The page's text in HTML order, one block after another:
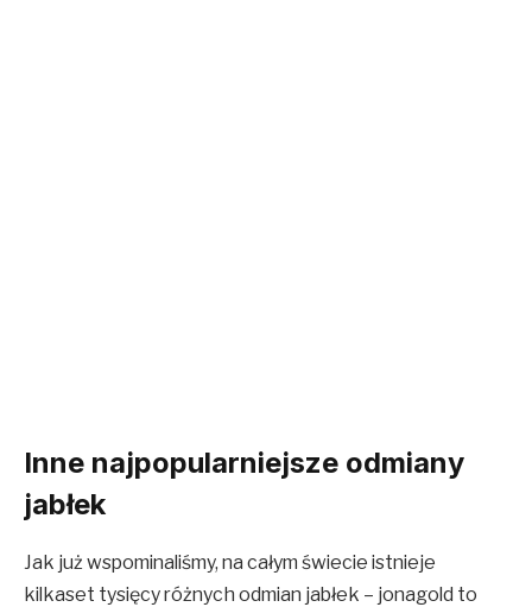
Inne najpopularniejsze odmiany
jabłek
Jak już wspominaliśmy, na całym świecie istnieje
kilkaset tysięcy różnych odmian jabłek – jonagold to